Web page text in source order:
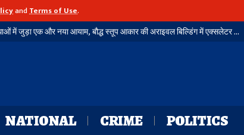
andTerms of Use.
गया जंक्शन पर यात्री सुविधाओं में जुड़ा एक और नया आयाम, बौद्ध स्तूप आकार की अराइवल बिल्डिंग में एक्सलेटर का शुभारंभ
NATIONAL CRIME
POLITICS